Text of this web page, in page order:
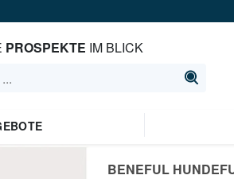
PROSPEKTE IM BLICK
BENEFUL